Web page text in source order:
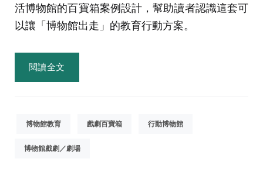
活博物館的百寶箱案例設計，幫助讀者認識這套可
以讓「博物館出走」的教育行動方案。
閱讀全文
博物館教育 戲劇百寶箱 行動博物館
博物館戲劇／劇場